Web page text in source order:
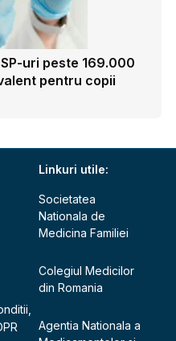
uri peste 169.000
pentru copii
Linkuri utile:
Societatea
Nationala de
Medicina Familiei
Colegiul Medicilor
din Romania
Agentia Nationala a